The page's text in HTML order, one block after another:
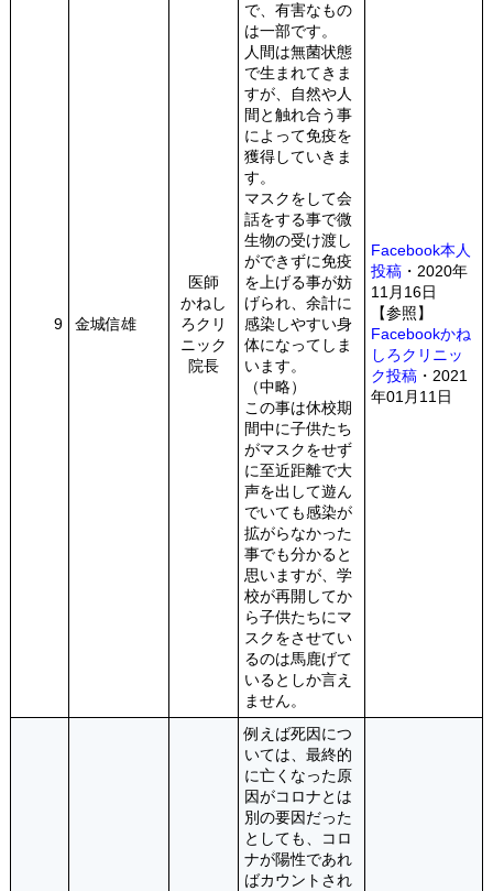
9 金城信雄
医師
かねし
ろクリ
ニック
院長
で、有害なもの
は一部です。
人間は無菌状態
で生まれてきま
すが、自然や人
間と触れ合う事
によって免疫を
獲得していきま
す。
マスクをして会
話をする事で微
生物の受け渡し
ができずに免疫
を上げる事が妨
げられ、余計に
感染しやすい身
体になってしま
います。
（中略）
この事は休校期
間中に子供たち
がマスクをせず
に至近距離で大
声を出して遊ん
でいても感染が
拡がらなかった
事でも分かると
思いますが、学
校が再開してか
ら子供たちにマ
スクをさせてい
るのは馬鹿げて
いるとしか言え
ません。
Facebook本人
投稿・2020年
11月16日
【参照】
Facebookかね
しろクリニッ
ク投稿・2021
年01月11日
例えば死因につ
いては、最終的
に亡くなった原
因がコロナとは
別の要因だった
としても、コロ
ナが陽性であれ
ばカウントされ